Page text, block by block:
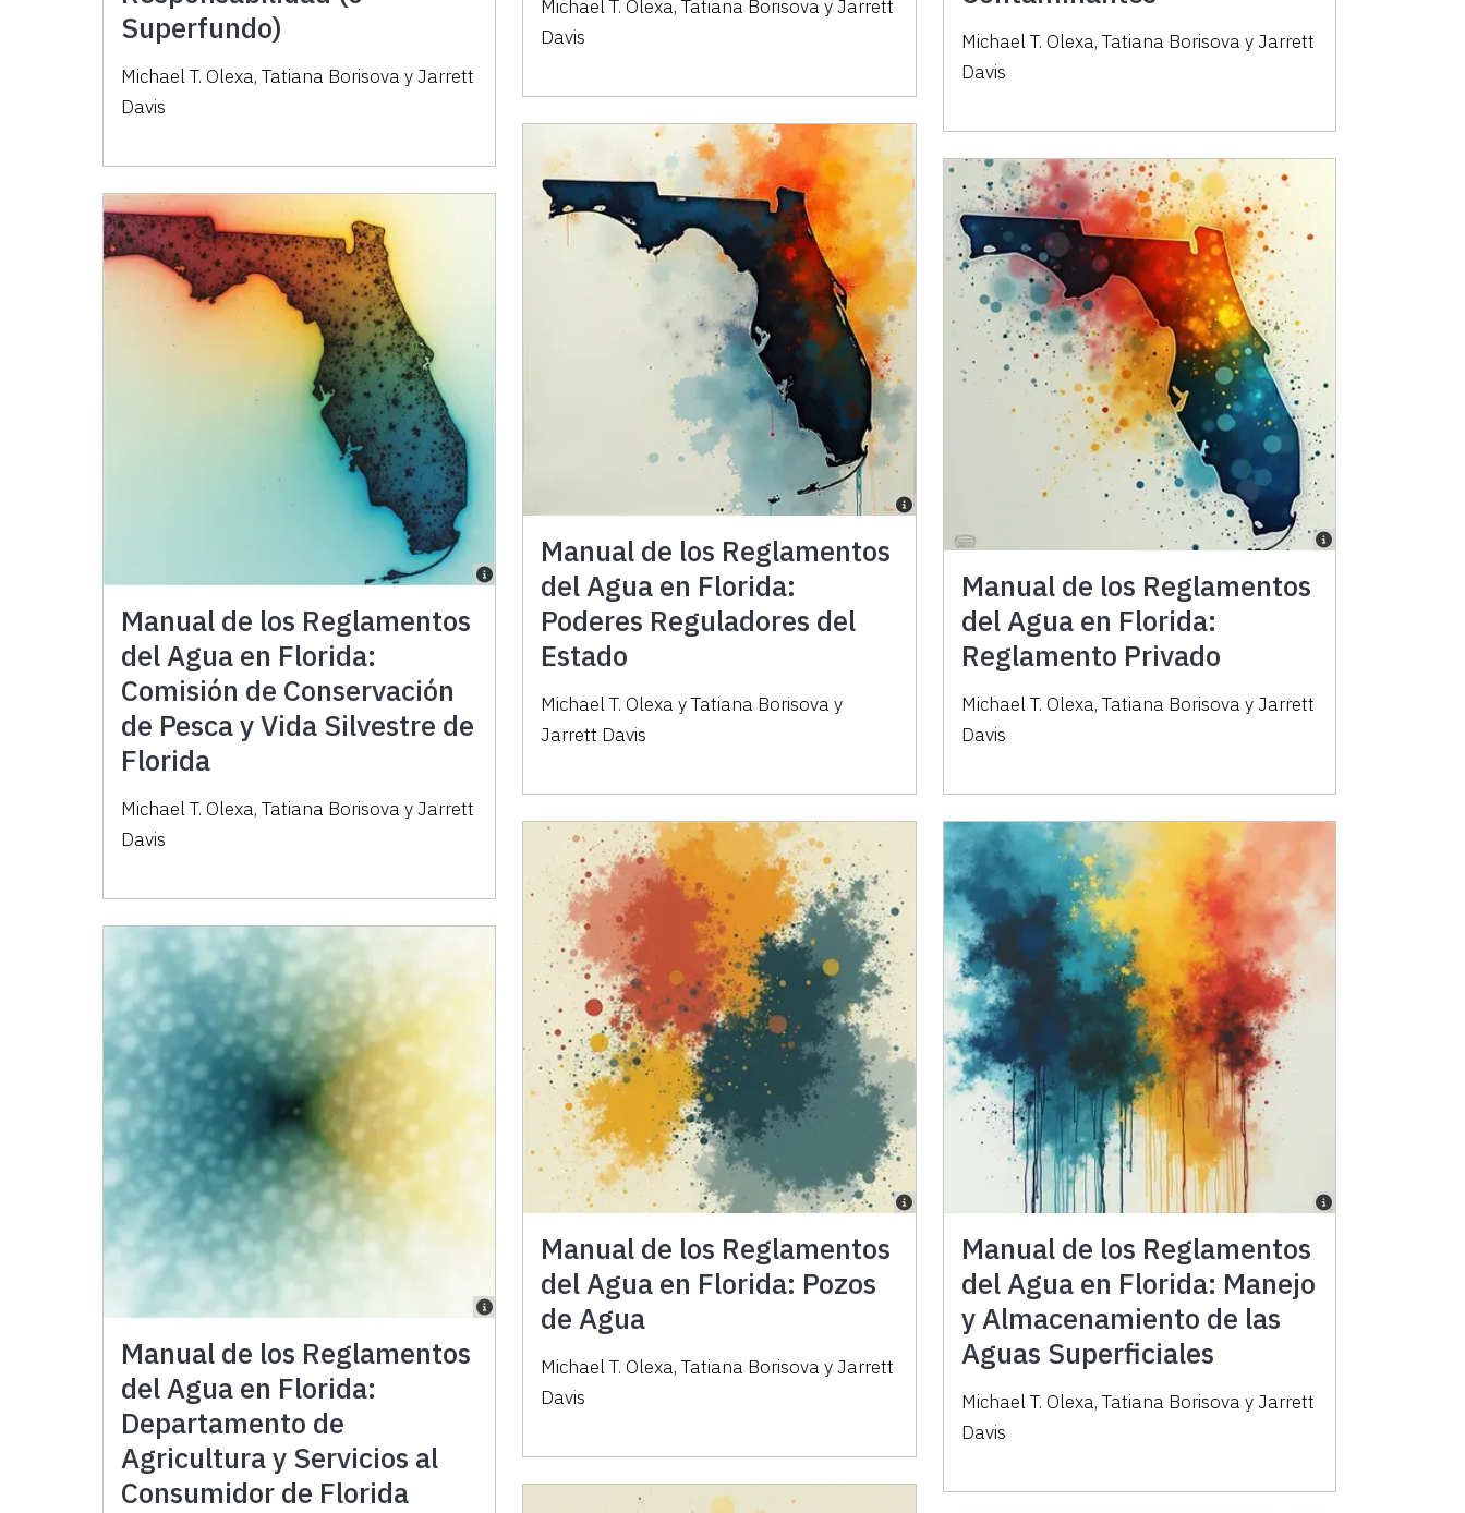
Superfundo)
Michael T. Olexa, Tatiana Borisova y Jarrett
Davis
Manual de los Reglamentos
del Agua en Florida:
Comisión de Conservación
de Pesca y Vida Silvestre de
Florida
Michael T. Olexa, Tatiana Borisova y Jarrett
Davis
Manual de los Reglamentos
del Agua en Florida:
Departamento de
Agricultura y Servicios al
Consumidor de Florida
Michael T. Olexa, Tatiana Borisova y Jarrett
Davis
Manual de los Reglamentos
del Agua en Florida:
Poderes Reguladores del
Estado
Michael T. Olexa y Tatiana Borisova y
Jarrett Davis
Manual de los Reglamentos
del Agua en Florida: Pozos
de Agua
Michael T. Olexa, Tatiana Borisova y Jarrett
Davis
Michael T. Olexa, Tatiana Borisova y Jarrett
Davis
Manual de los Reglamentos
del Agua en Florida:
Reglamento Privado
Michael T. Olexa, Tatiana Borisova y Jarrett
Davis
Manual de los Reglamentos
del Agua en Florida: Manejo
y Almacenamiento de las
Aguas Superficiales
Michael T. Olexa, Tatiana Borisova y Jarrett
Davis